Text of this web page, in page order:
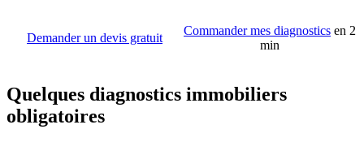
Demander un devis gratuit
Commander mes diagnostics en 2
min
Quelques diagnostics immobiliers
obligatoires